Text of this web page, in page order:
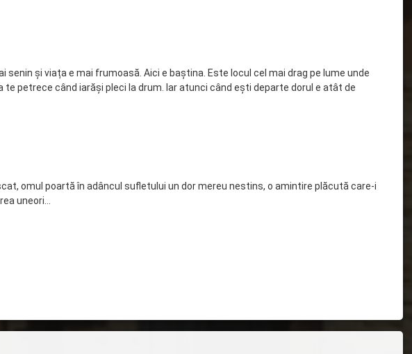
și viața e mai frumoasă. Aici e baștina. Este locul cel mai drag pe lume unde
petrece când iarăși pleci la drum. Iar atunci când ești departe dorul e atât de
omul poartă în adâncul sufletului un dor mereu nestins, o amintire plăcută care-i
uneori…